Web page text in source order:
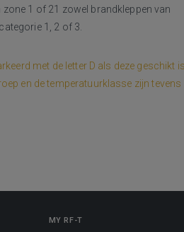
1 of 21 zowel brandkleppen van
1, 2 of 3.
met de letter D als deze geschikt
en de temperatuurklasse zijn tevens
MY RF-T